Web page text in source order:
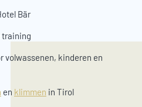
Bär
training
volwassenen, kinderen en
en klimmen in Tirol